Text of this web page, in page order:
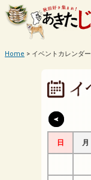
Home イベントカレンダー
日 月